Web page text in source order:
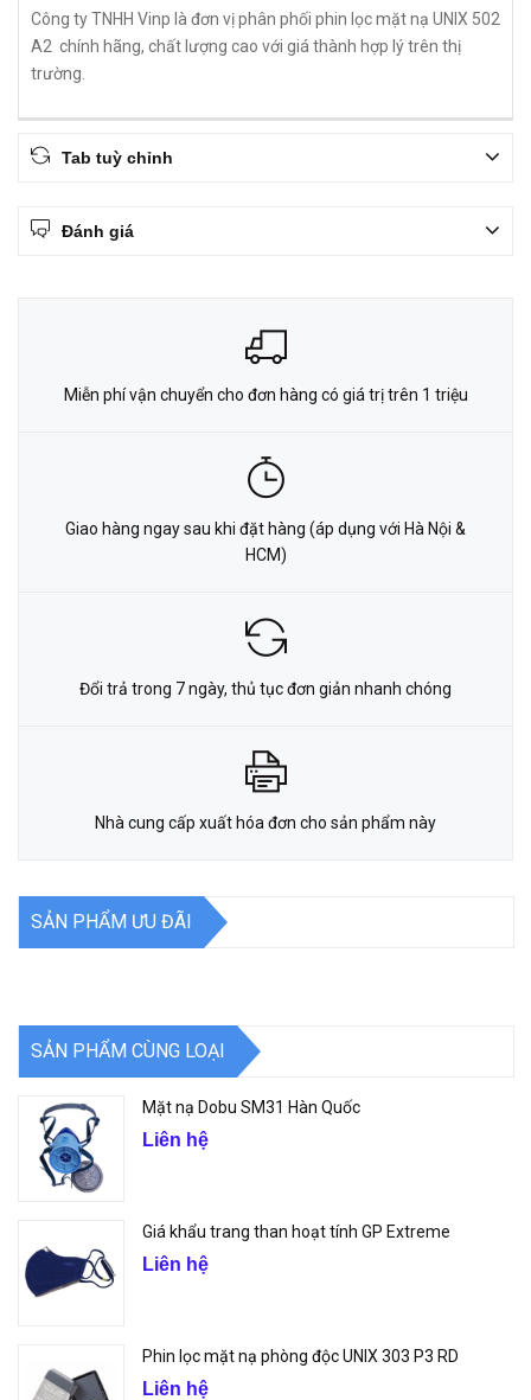
Công ty TNHH Vinp là đơn vị phân phối phin lọc mặt nạ UNIX 502
A2 chính hãng, chất lượng cao với giá thành hợp lý trên thị
trường.
Tab tuỳ chỉnh
Đánh giá
Miễn phí vận chuyển cho đơn hàng có giá trị trên 1 triệu
Giao hàng ngay sau khi đặt hàng (áp dụng với Hà Nội &
HCM)
Đổi trả trong 7 ngày, thủ tục đơn giản nhanh chóng
Nhà cung cấp xuất hóa đơn cho sản phẩm này
SẢN PHẨM ƯU ĐÃI
SẢN PHẨM CÙNG LOẠI
Mặt nạ Dobu SM31 Hàn Quốc
Liên hệ
Giá khẩu trang than hoạt tính GP Extreme
Liên hệ
Phin lọc mặt nạ phòng độc UNIX 303 P3 RD
Liên hệ